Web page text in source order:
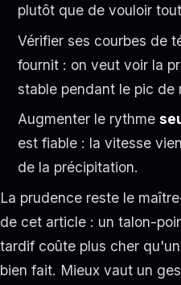
plutôt que de vouloir
Vérifier ses courbes de
fournit : on veut voir la
stable pendant le pic de
Augmenter le rythme
est fiable : la vitesse
de la précipitation.
La prudence reste le
de cet article : un talon-
tardif coûte plus cher
bien fait. Mieux vaut un